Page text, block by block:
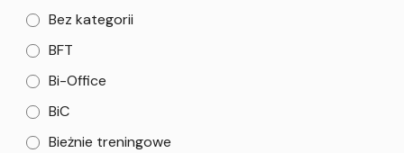
Bez kategorii
BFT
Bi-Office
BiC
Bieżnie treningowe